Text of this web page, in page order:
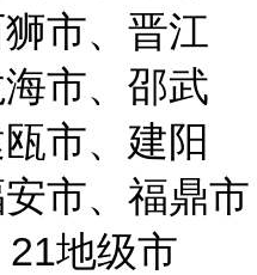
市、晋江
市、邵武
市、建阳
市、福鼎市
地级市